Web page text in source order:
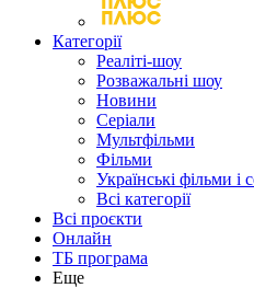
Категорії
Реаліті-шоу
Розважальні шоу
Новини
Серіали
Мультфільми
Фільми
Українські фільми і
Всі категорії
Всі проєкти
Онлайн
ТБ програма
Еще